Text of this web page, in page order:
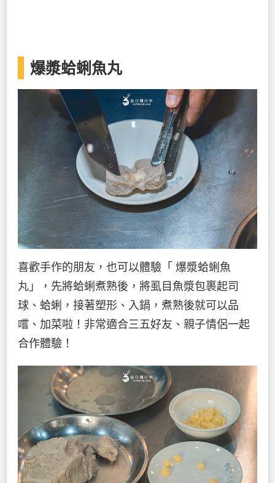
爆漿蛤蜊魚丸
喜歡手作的朋友，也可以體驗「 爆漿蛤蜊魚
丸」，先將蛤蜊煮熟後，將虱目魚漿包裹起司
球、蛤蜊，接著塑形、入鍋，煮熟後就可以品
嚐、加菜啦！非常適合三五好友、親子情侶一起
合作體驗！